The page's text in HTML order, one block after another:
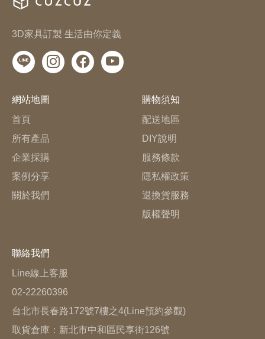
3D家具訂製 生活由你定義
網站地圖
首頁
所有產品
企業採購
案例分享
關於我們
購物須知
配送地區
DIY說明
服務條款
隱私權政策
退換貨服務
版權聲明
聯絡我們
Line線上客服
02-22260396
台北市長春路172號7樓之4(Line預約參觀)
取貨倉庫： 新北市中和區民享街126號